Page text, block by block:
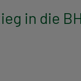
in die